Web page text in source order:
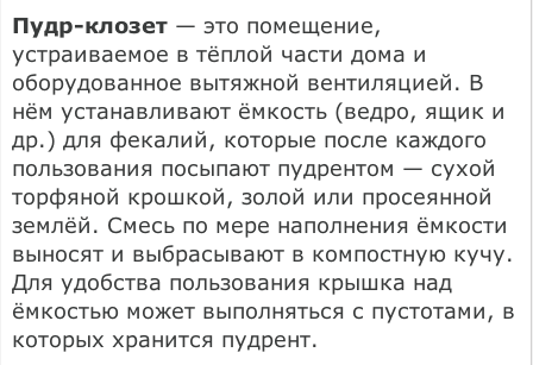
Пудр-клозет — это помещение,
устраиваемое в тёплой части дома и
оборудованное вытяжной вентиляцией. В
нём устанавливают ёмкость (ведро, ящик и
др.) для фекалий, которые после каждого
пользования посыпают пудрентом — сухой
торфяной крошкой, золой или просеянной
землёй. Смесь по мере наполнения ёмкости
выносят и выбрасывают в компостную кучу.
Для удобства пользования крышка над
ёмкостью может выполняться с пустотами, в
которых хранится пудрент.